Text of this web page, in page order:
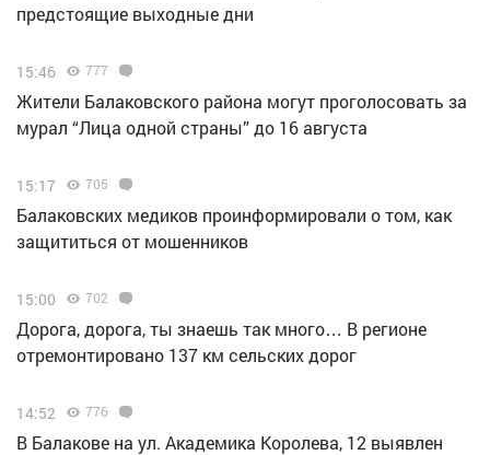
предстоящие выходные дни
15:46 777
Жители Балаковского района могут проголосовать за
мурал “Лица одной страны” до 16 августа
15:17 705
Балаковских медиков проинформировали о том, как
защититься от мошенников
15:00 702
Дорога, дорога, ты знаешь так много… В регионе
отремонтировано 137 км сельских дорог
14:52 776
В Балакове на ул. Академика Королева, 12 выявлен